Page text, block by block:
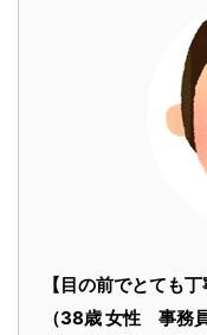
【目の前でとても
（38歳 女性 事務員